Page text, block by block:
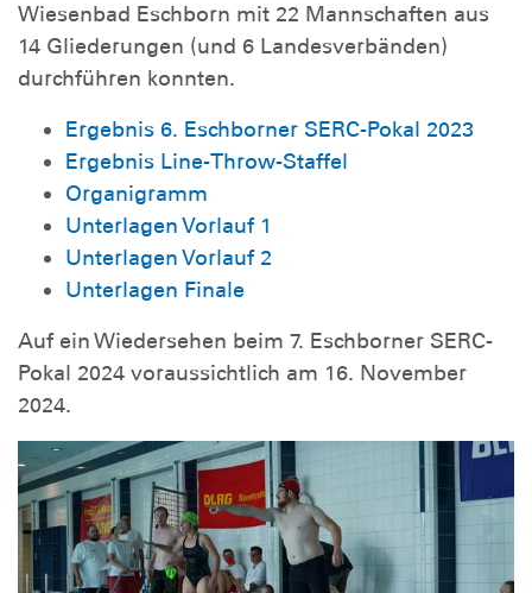
Wiesenbad Eschborn mit 22 Mannschaften aus
14 Gliederungen (und 6 Landesverbänden)
durchführen konnten.
Ergebnis 6. Eschborner SERC-Pokal 2023
Ergebnis Line-Throw-Staffel
Organigramm
Unterlagen Vorlauf 1
Unterlagen Vorlauf 2
Unterlagen Finale
Auf ein Wiedersehen beim 7. Eschborner SERC-
Pokal 2024 voraussichtlich am 16. November
2024.